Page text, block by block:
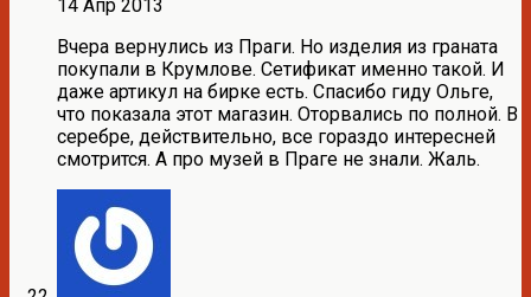
14 Апр 2013
Вчера вернулись из Праги. Но изделия из граната
покупали в Крумлове. Сетификат именно такой. И
даже артикул на бирке есть. Спасибо гиду Ольге,
что показала этот магазин. Оторвались по полной. В
серебре, действительно, все гораздо интересней
смотрится. А про музей в Праге не знали. Жаль.